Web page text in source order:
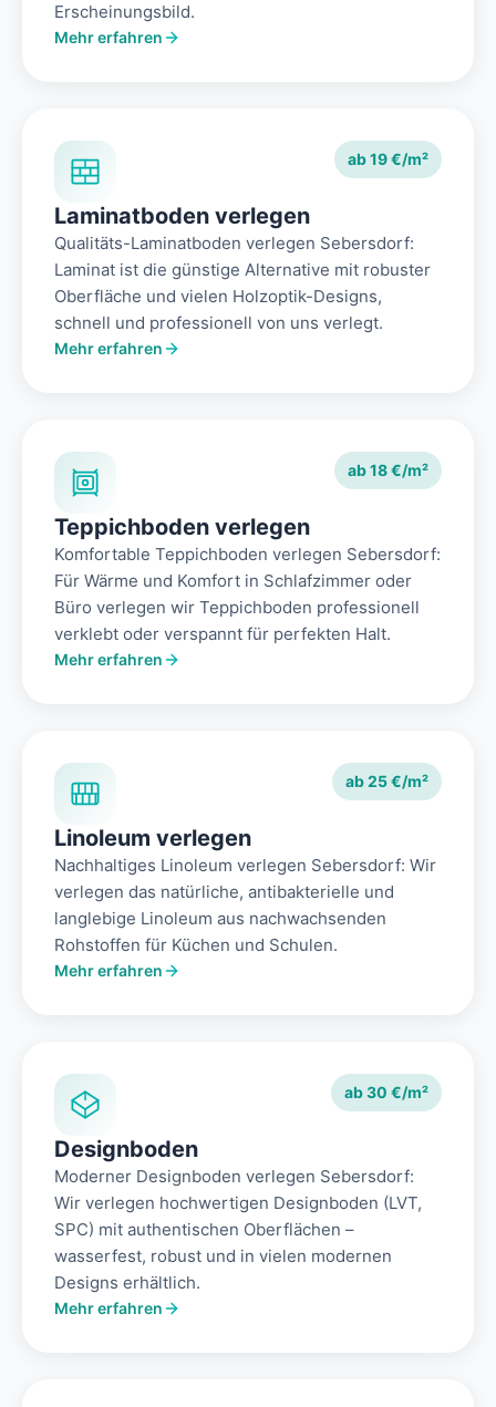
Erscheinungsbild.
Mehr erfahren
ab 19 €/m²
Laminatboden verlegen
Qualitäts-Laminatboden verlegen Sebersdorf:
Laminat ist die günstige Alternative mit robuster
Oberfläche und vielen Holzoptik-Designs,
schnell und professionell von uns verlegt.
Mehr erfahren
ab 18 €/m²
Teppichboden verlegen
Komfortable Teppichboden verlegen Sebersdorf:
Für Wärme und Komfort in Schlafzimmer oder
Büro verlegen wir Teppichboden professionell
verklebt oder verspannt für perfekten Halt.
Mehr erfahren
ab 25 €/m²
Linoleum verlegen
Nachhaltiges Linoleum verlegen Sebersdorf: Wir
verlegen das natürliche, antibakterielle und
langlebige Linoleum aus nachwachsenden
Rohstoffen für Küchen und Schulen.
Mehr erfahren
ab 30 €/m²
Designboden
Moderner Designboden verlegen Sebersdorf:
Wir verlegen hochwertigen Designboden (LVT,
SPC) mit authentischen Oberflächen –
wasserfest, robust und in vielen modernen
Designs erhältlich.
Mehr erfahren